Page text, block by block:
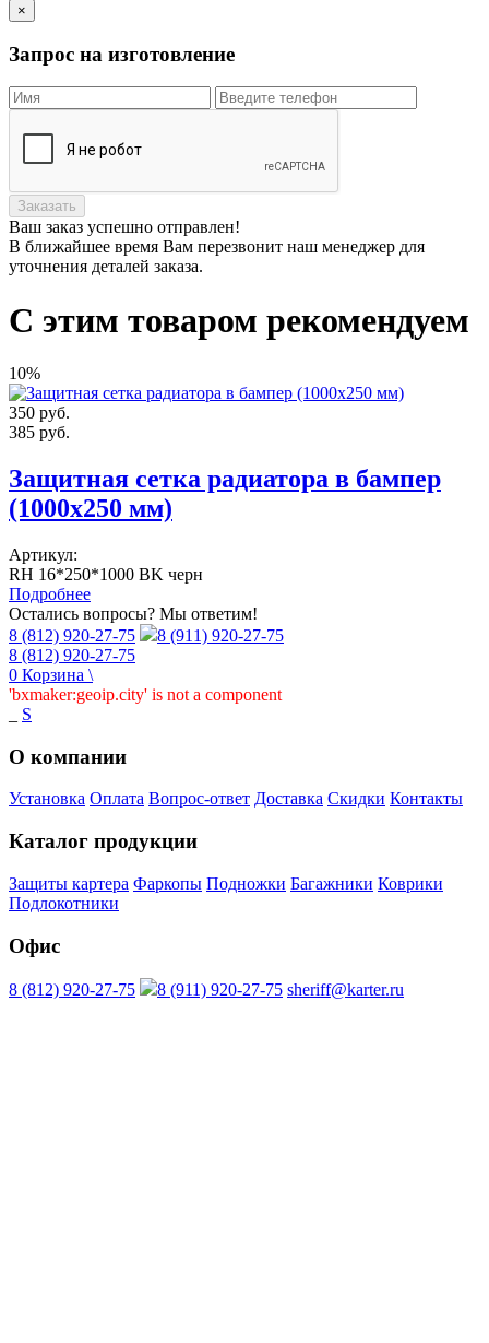
×
Запрос на изготовление
Заказать
Ваш заказ успешно отправлен!
В ближайшее время Вам перезвонит наш менеджер для
уточнения деталей заказа.
С этим товаром рекомендуем
10%
350 руб.
385 руб.
Защитная сетка радиатора в бампер
(1000х250 мм)
Артикул:
RH 16*250*1000 BK черн
Подробнее
Остались вопросы? Мы ответим!
8 (812) 920-27-75
8 (911) 920-27-75
8 (812) 920-27-75
0 Корзина \
'bxmaker:geoip.city' is not a component
S
О компании
Установка Оплата Вопрос-ответ Доставка Скидки Контакты
Каталог продукции
Защиты картера Фаркопы Подножки Багажники Коврики
Подлокотники
Офис
8 (812) 920-27-75 8 (911) 920-27-75 sheriff@karter.ru